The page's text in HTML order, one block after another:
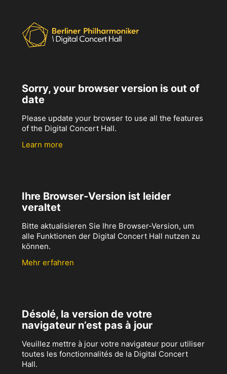
Sorry, your browser version is out of
date
Please update your browser to use all the features
of the Digital Concert Hall.
Learn more
Ihre Browser-Version ist leider
veraltet
Bitte aktualisieren Sie Ihre Browser-Version, um
alle Funktionen der Digital Concert Hall nutzen zu
können.
Mehr erfahren
Désolé, la version de votre
navigateur n’est pas à jour
Veuillez mettre à jour votre navigateur pour utiliser
toutes les fonctionnalités de la Digital Concert
Hall.